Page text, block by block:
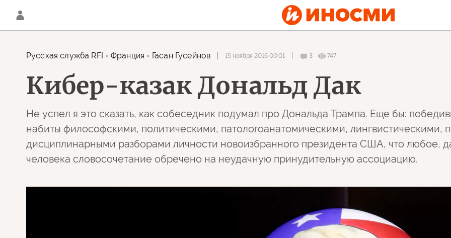
Русская служба RFI Франция Гасан Гусейнов 15 ноября 2016 00:01 3 747
Кибер-казак Дональд Дак
Не успел я это сказать, как собеседник подумал про Дональда Трампа. Еще бы:
набиты философскими, политическими, патологоанатомическими, лингвистическими,
дисциплинарными разборами личности новоизбранного президента США, что любое,
человека словосочетание обречено на неудачную принудительную ассоциацию.